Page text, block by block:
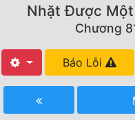
Thể Loại
Tất Cả
Hoàn Thành
Nhặt Được Một
Chương
Báo Lỗi